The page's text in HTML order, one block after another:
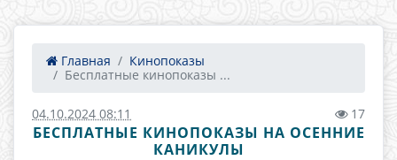
Главная
Кинопоказы
Бесплатные кинопоказы ...
04.10.2024 08:11 17
БЕСПЛАТНЫЕ КИНОПОКАЗЫ НА ОСЕННИЕ
КАНИКУЛЫ